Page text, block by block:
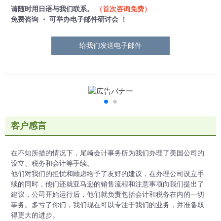
请随时用日语与我们联系。
（首次咨询免费）
免费咨询 ・ 可举办电子邮件研讨会 ！
给我们发送电子邮件
客户感言
在不知所措的情况下，尾崎会计事务所为我们办理了美国公司的
设立、税务和会计等手续。
他们对我们的担忧和顾虑给予了友好的建议，在办理公司设立手
续的同时，他们还就亚马逊的销售流程和注意事项向我们提出了
建议，公司开始运行后，他们就负责包括会计和税务在内的一切
事务。多亏了你们，我们现在可以专注于我们的业务，并准备取
得更大的进步。